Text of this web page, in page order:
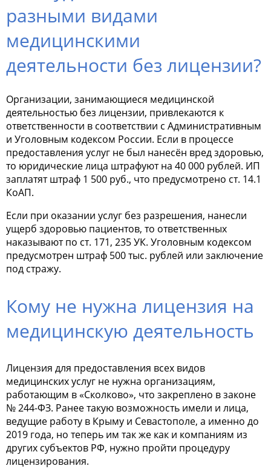
разными видами
медицинскими
деятельности без лицензии?
Организации, занимающиеся медицинской
деятельностью без лицензии, привлекаются к
ответственности в соответствии с Административным
и Уголовным кодексом России. Если в процессе
предоставления услуг не был нанесён вред здоровью,
то юридические лица штрафуют на 40 000 рублей. ИП
заплатят штраф 1 500 руб., что предусмотрено ст. 14.1
КоАП.
Если при оказании услуг без разрешения, нанесли
ущерб здоровью пациентов, то ответственных
наказывают по ст. 171, 235 УК. Уголовным кодексом
предусмотрен штраф 500 тыс. рублей или заключение
под стражу.
Кому не нужна лицензия на
медицинскую деятельность
Лицензия для предоставления всех видов
медицинских услуг не нужна организациям,
работающим в «Сколково», что закреплено в законе
№ 244-ФЗ. Ранее такую возможность имели и лица,
ведущие работу в Крыму и Севастополе, а именно до
2019 года, но теперь им так же как и компаниям из
других субъектов РФ, нужно пройти процедуру
лицензирования.